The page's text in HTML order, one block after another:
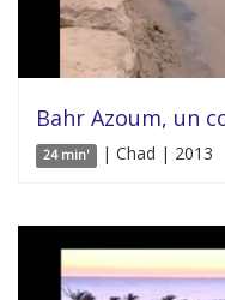
Bahr Azoum, un
24 min' | Chad | 2013